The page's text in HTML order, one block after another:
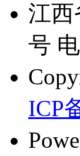
江西
号
ICP